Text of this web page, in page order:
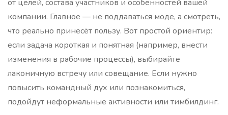
от целей, состава участников и особенностей вашей
компании. Главное — не поддаваться моде, а смотреть,
что реально принесёт пользу. Вот простой ориентир:
если задача короткая и понятная (например, внести
изменения в рабочие процессы), выбирайте
лаконичную встречу или совещание. Если нужно
повысить командный дух или познакомиться,
подойдут неформальные активности или тимбилдинг.